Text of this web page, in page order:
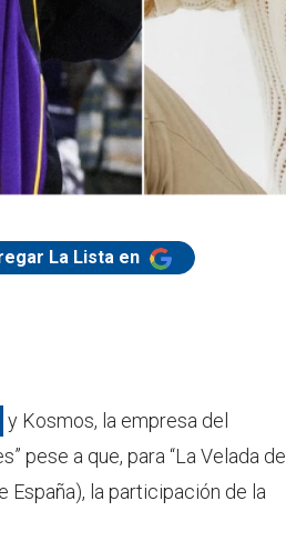
La Lista en
y Kosmos, la empresa del
pese a que, para “La Velada del
España), la participación de la